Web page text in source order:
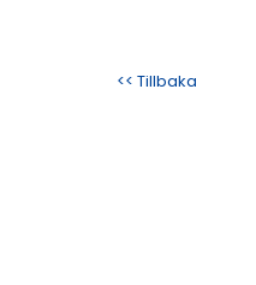
<< Tillbaka